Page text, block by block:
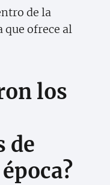
de la
que ofrece al
los
de